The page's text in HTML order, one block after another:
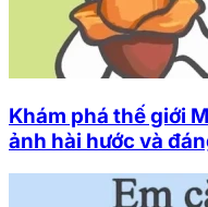
Khám phá thế giới
ảnh hài hước và